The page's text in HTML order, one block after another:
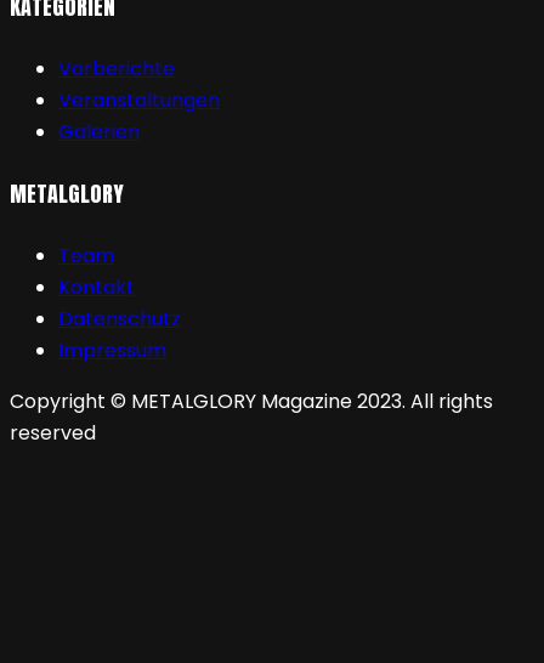
KATEGORIEN
Vorberichte
Veranstaltungen
Galerien
METALGLORY
Team
Kontakt
Datenschutz
Impressum
Copyright © METALGLORY Magazine 2023. All rights
reserved